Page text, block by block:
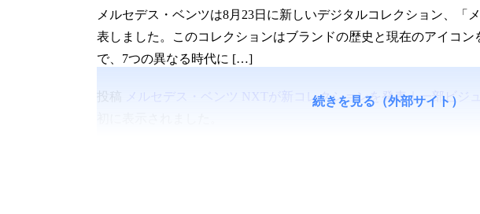
メルセデス・ベンツは8月23日に新しいデジタルコレクション、「
表しました。このコレクションはブランドの歴史と現在のアイコ
で、7つの異なる時代に […]
投稿 メルセデス・ベンツ NXTが新コレクションを発表｜一部ビジ
続きを見る（外部サイト）